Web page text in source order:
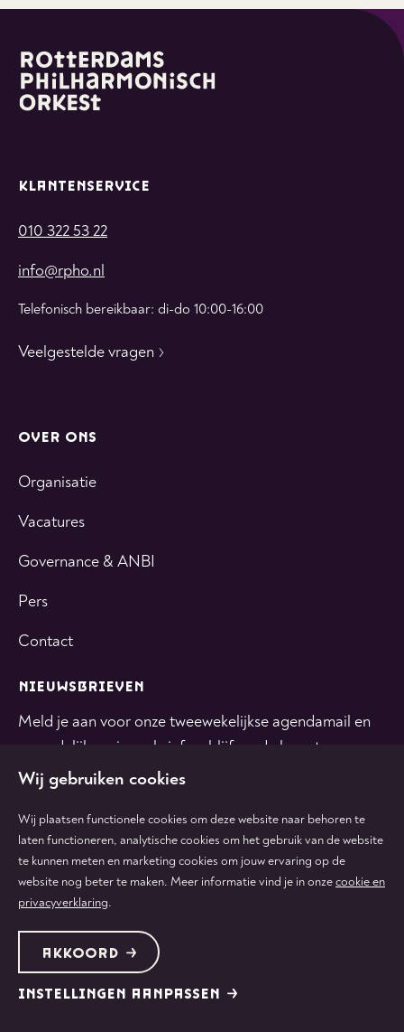
KLANTENSERVICE
010 322 53 22
info@rpho.nl
Telefonisch bereikbaar: di-do 10:00-16:00
Veelgestelde vragen
OVER ONS
Organisatie
Vacatures
Governance & ANBI
Pers
Contact
NIEUWSBRIEVEN
Meld je aan voor onze tweewekelijkse agendamail en
maandelijkse nieuwsbrief en blijf op de hoogte.
Volg
ons
op
tiktok
Volg
ons
op
facebook
Volg
ons
instagram
Volg
ons
Volg
ons
Protected by:de Merkplaats
Colofon & disclaimer
Privacy & cookies
Wij gebruiken cookies
Wij plaatsen functionele cookies om deze website naar behoren te
laten functioneren, analytische cookies om het gebruik van de website
te kunnen meten en marketing cookies om jouw ervaring op de
website nog beter te maken. Meer informatie vind je in onzecookie en
privacyverklaring.
AKKOORD
INSTELLINGEN AANPASSEN